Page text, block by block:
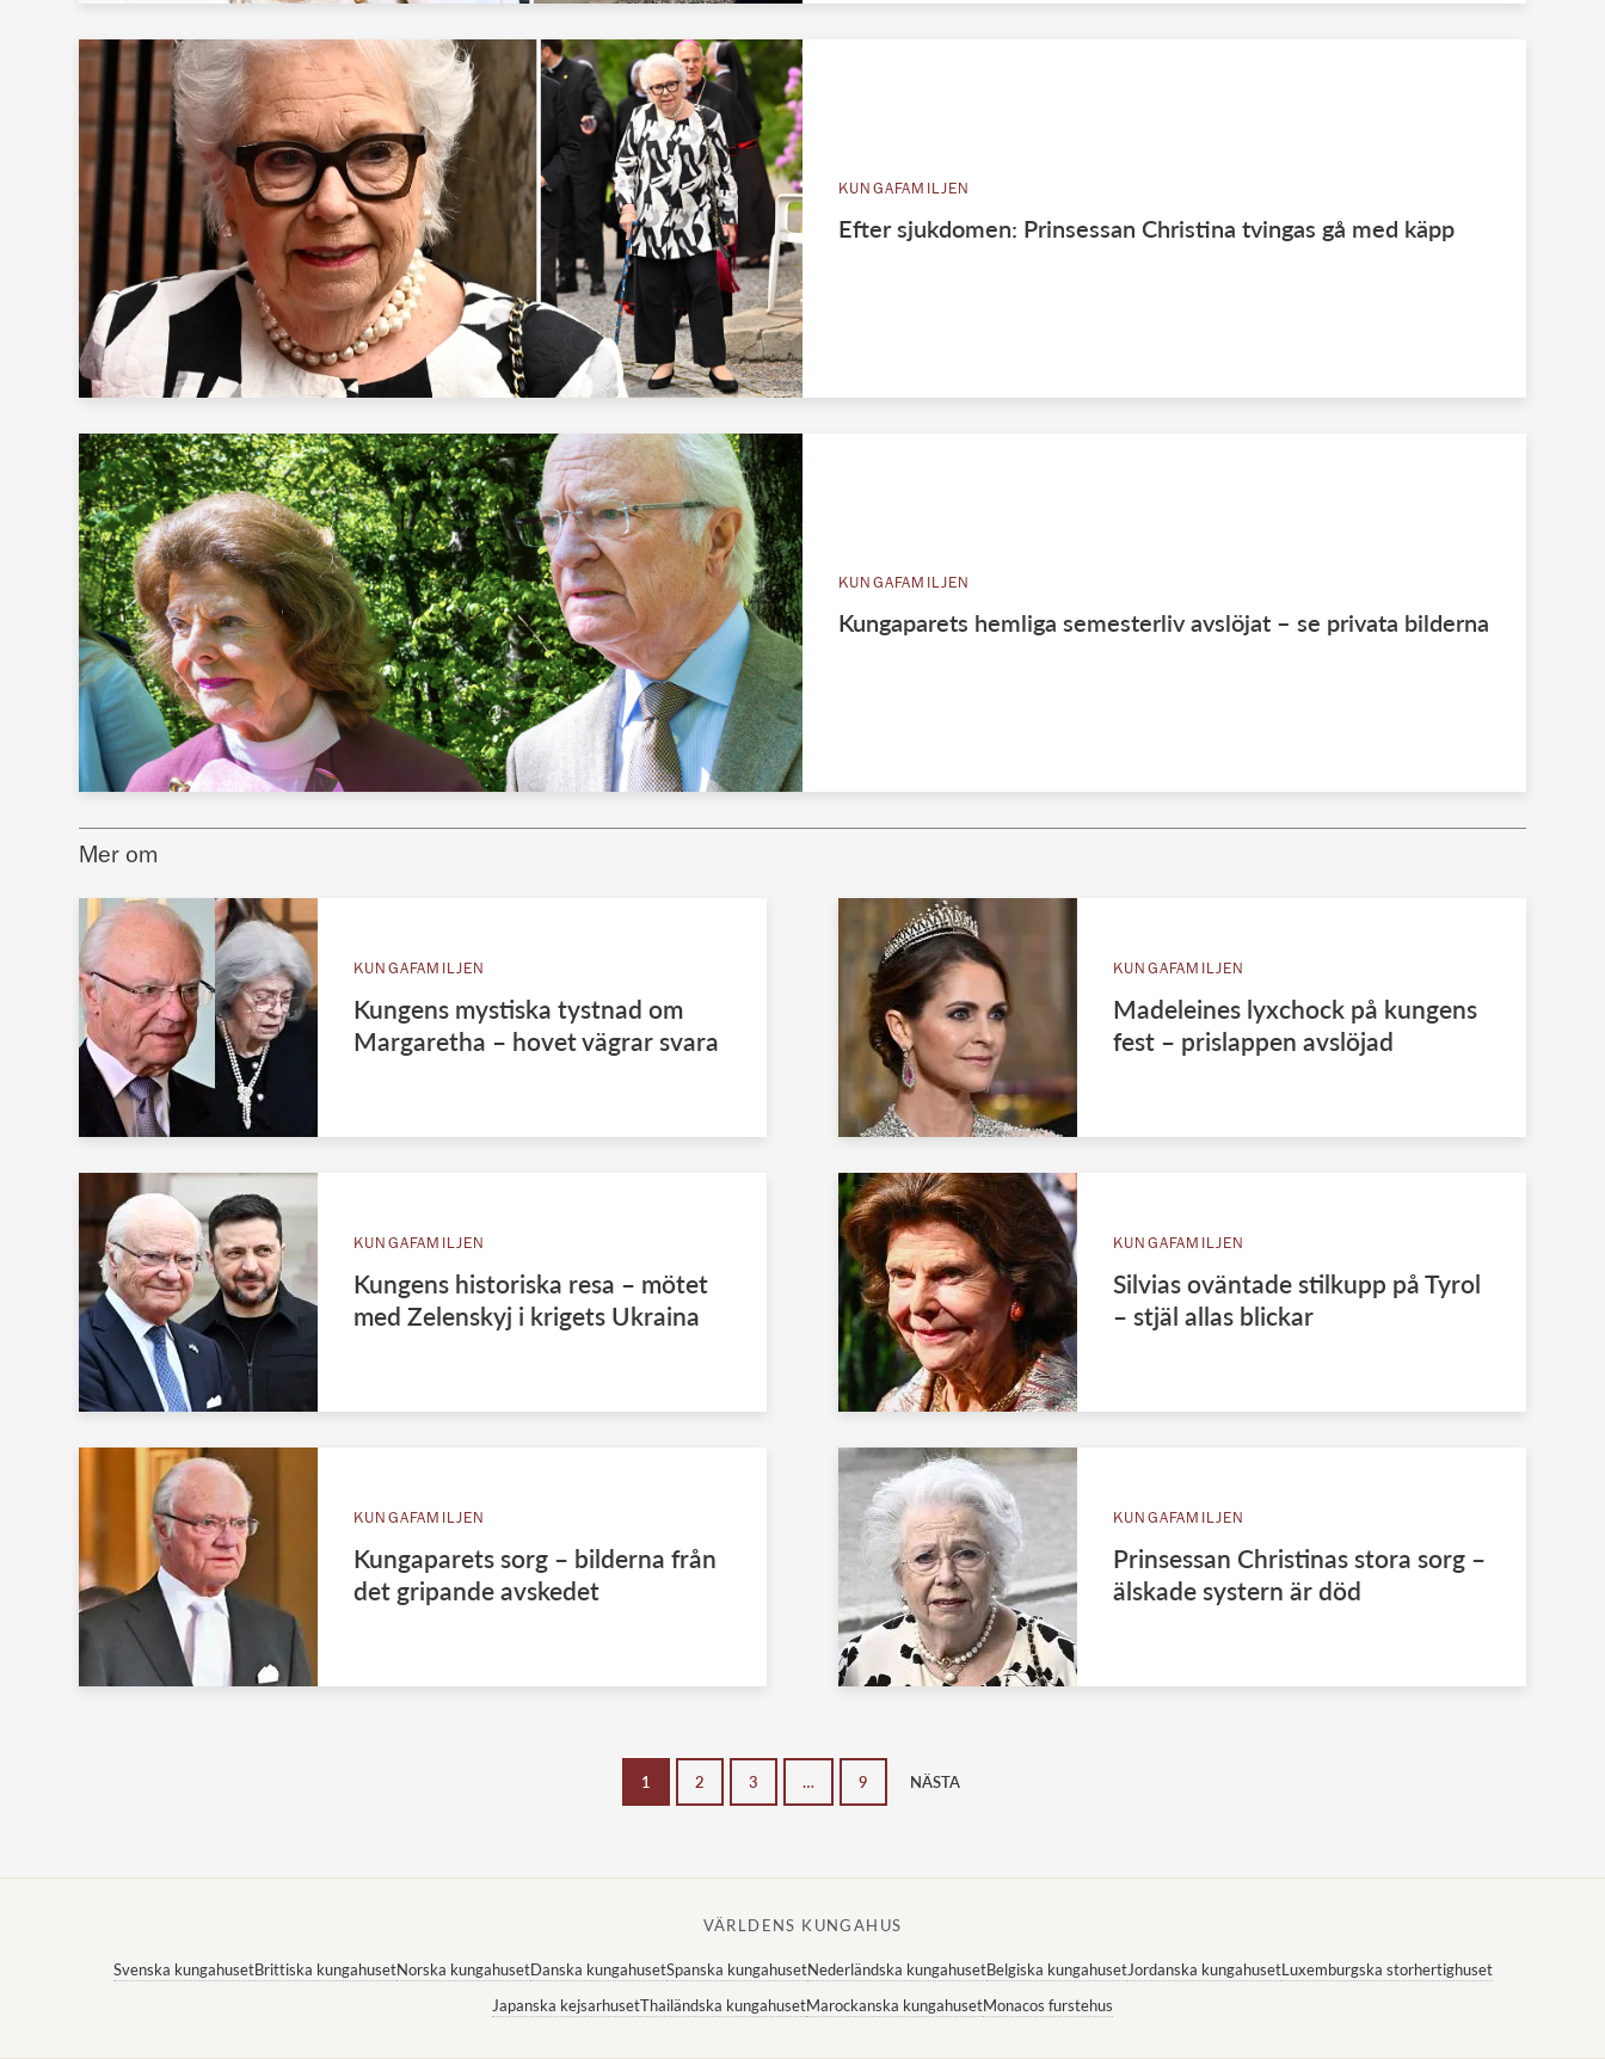
KUNGAFAMILJEN
Efter sjukdomen: Prinsessan Christina tvingas gå med käpp
KUNGAFAMILJEN
Kungaparets hemliga semesterliv avslöjat – se privata bilderna
Mer om
KUNGAFAMILJEN
Kungens mystiska tystnad om
Margaretha – hovet vägrar svara
KUNGAFAMILJEN
Madeleines lyxchock på kungens
fest – prislappen avslöjad
KUNGAFAMILJEN
Kungens historiska resa – mötet
med Zelenskyj i krigets Ukraina
KUNGAFAMILJEN
Silvias oväntade stilkupp på Tyrol
– stjäl allas blickar
KUNGAFAMILJEN
Kungaparets sorg – bilderna från
det gripande avskedet
KUNGAFAMILJEN
Prinsessan Christinas stora sorg –
älskade systern är död
1 2 3 … 9 NÄSTA
VÄRLDENS KUNGAHUS
Svenska kungahusetBrittiska kungahusetNorska kungahusetDanska kungahusetSpanska kungahusetNederländska kungahusetBelgiska kungahusetJordanska kungahusetLuxemburgska storhertighuset
Japanska kejsarhusetThailändska kungahusetMarockanska kungahusetMonacos furstehus